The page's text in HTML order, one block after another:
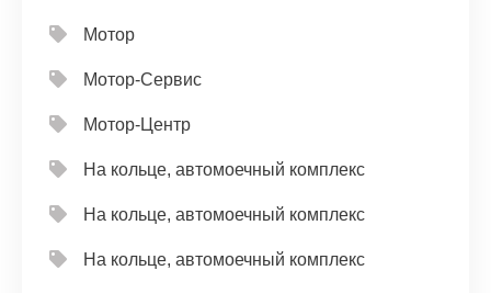
Мотор
Мотор-Сервис
Мотор-Центр
На кольце, автомоечный комплекс
На кольце, автомоечный комплекс
На кольце, автомоечный комплекс